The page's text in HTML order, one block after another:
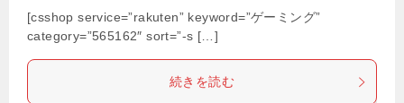
[csshop service=”rakuten” keyword=”ゲーミング”
category=”565162″ sort=”-s […]
続きを読む